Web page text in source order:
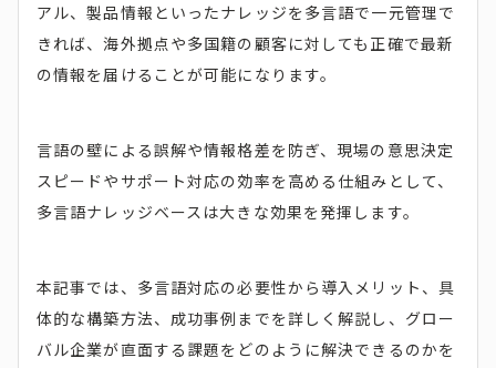
アル、製品情報といったナレッジを多言語で一元管理で
きれば、海外拠点や多国籍の顧客に対しても正確で最新
の情報を届けることが可能になります。
言語の壁による誤解や情報格差を防ぎ、現場の意思決定
スピードやサポート対応の効率を高める仕組みとして、
多言語ナレッジベースは大きな効果を発揮します。
本記事では、多言語対応の必要性から導入メリット、具
体的な構築方法、成功事例までを詳しく解説し、グロー
バル企業が直面する課題をどのように解決できるのかを